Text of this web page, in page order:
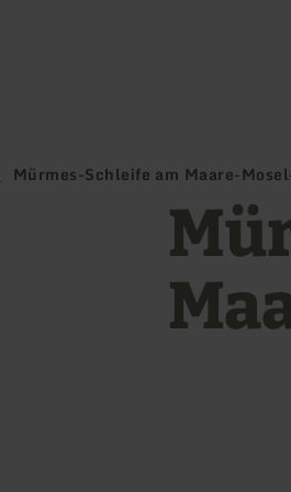
Mürmes-Schleife am Maare-